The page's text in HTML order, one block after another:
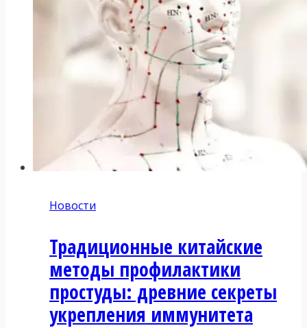
Новости
Традиционные китайские
методы профилактики
простуды: древние секреты
укрепления иммунитета